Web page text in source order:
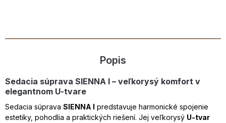
Popis
Sedacia súprava SIENNA I – veľkorysý komfort v
elegantnom U-tvare
Sedacia súprava SIENNA I predstavuje harmonické spojenie
estetiky, pohodlia a praktických riešení. Jej veľkorysý U-tvar